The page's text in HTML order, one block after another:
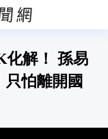
化解！ 孫易
怕離開國